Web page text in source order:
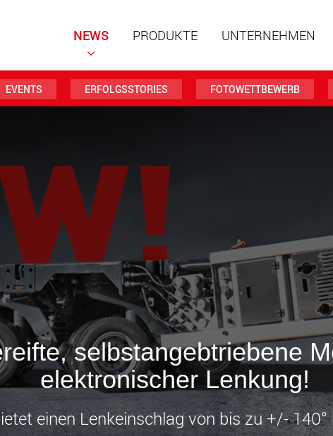
den USA
NEWS PRODUKTE UNTERNEHMEN
EVENTS ERFOLGSSTORIES FOTOWETTBEWERB
selbstangebtriebene
elektronischer Lenkung!
einen Lenkeinschlag von bis zu +/-